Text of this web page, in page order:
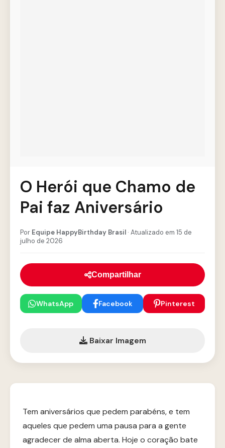
O Herói que Chamo de
Pai faz Aniversário
Por Equipe HappyBirthday Brasil · Atualizado em 15 de
julho de 2026
Compartilhar
WhatsApp Facebook Pinterest
Baixar Imagem
Tem aniversários que pedem parabéns, e tem
aqueles que pedem uma pausa para a gente
agradecer de alma aberta. Hoje o coração bate